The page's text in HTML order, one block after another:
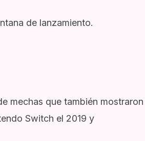
de lanzamiento.
mechas que también mostraron
Switch el 2019 y